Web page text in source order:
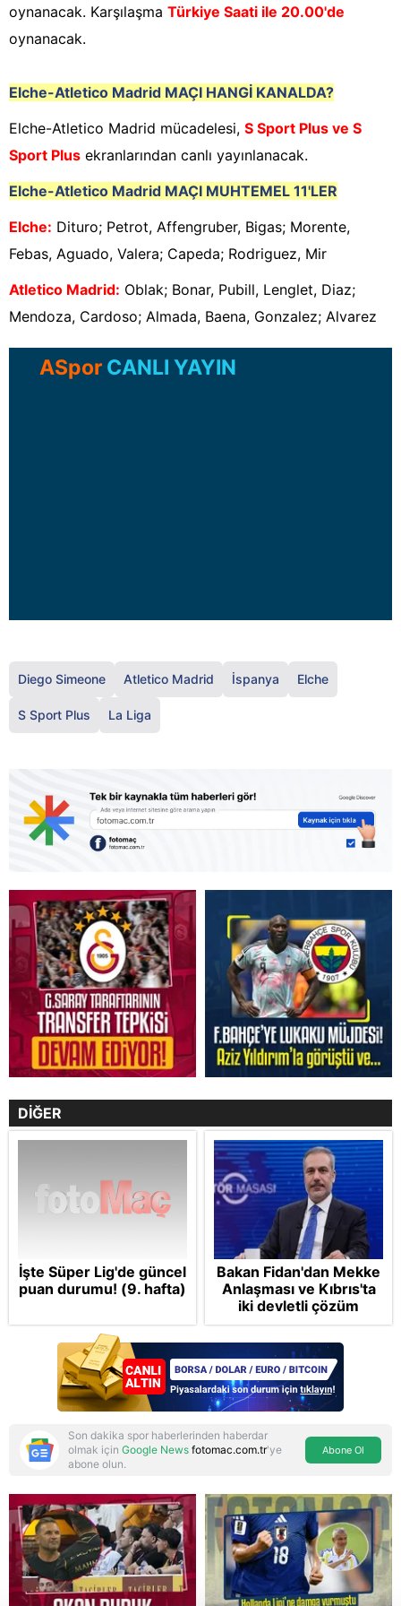
Reddet
oynanacak. Karşılaşma Türkiye Saati ile 20.00'de
oynanacak.
Elche-Atletico Madrid MAÇI HANGİ KANALDA?
Elche-Atletico Madrid mücadelesi, S Sport Plus ve S
Sport Plus ekranlarından canlı yayınlanacak.
Elche-Atletico Madrid MAÇI MUHTEMEL 11'LER
Elche: Dituro; Petrot, Affengruber, Bigas; Morente,
Febas, Aguado, Valera; Capeda; Rodriguez, Mir
Atletico Madrid: Oblak; Bonar, Pubill, Lenglet, Diaz;
Mendoza, Cardoso; Almada, Baena, Gonzalez; Alvarez
ASpor CANLI YAYIN
Diego Simeone Atletico Madrid İspanya Elche
S Sport Plus La Liga
DİĞER
İşte Süper Lig'de güncel
puan durumu! (9. hafta)
Bakan Fidan'dan Mekke
Anlaşması ve Kıbrıs'ta
iki devletli çözüm
mesajı: Bize
saldırmayan hiçbir ülke
hedefimizde değil
Son dakika spor haberlerinden haberdar
olmak için Google News fotomac.com.tr'ye
abone olun.
Abone Ol